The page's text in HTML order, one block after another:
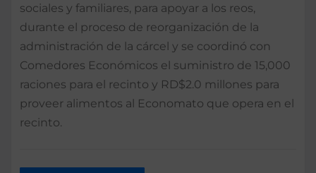
sociales y fa­miliares, para apoyar a los reos,
durante el pro­ceso de reorganización de la
administración de la cárcel y se coordinó con
Comedores Econó­micos el suministro de 15,000
raciones para el recinto y RD$2.0 mi­llones para
proveer ali­mentos al Economato que opera en el
recinto.